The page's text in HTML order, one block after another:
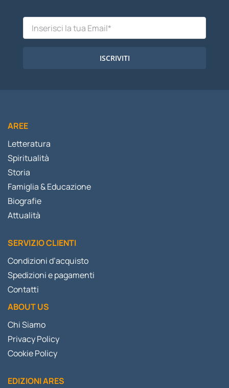
ISCRIVITI
AREE
Letteratura
Spiritualità
Storia
Famiglia & Educazione
Biografie
Attualità
SERVIZIO CLIENTI
Condizioni d’acquisto
Spedizioni e pagamenti
Contatti
ABOUT US
Chi Siamo
Privacy Policy
Cookie Policy
EDIZIONI ARES